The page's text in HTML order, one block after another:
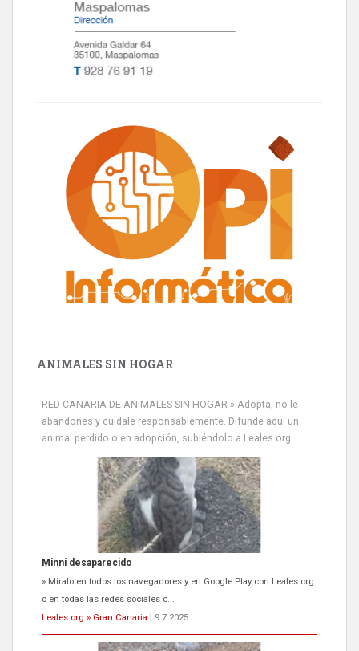
ANIMALES SIN HOGAR
RED CANARIA DE ANIMALES SIN HOGAR » Adopta, no le
abandones y cuídale responsablemente. Difunde aquí un
animal perdido o en adopción, subiéndolo a Leales.org
Siami Perdida
Se llama Siami,es hembra de 4 años,esterilizada con marca de
oreja,cariñosa,mimosa pero miedosa,e...
Leales.org » Gran Canaria
9.7.2025